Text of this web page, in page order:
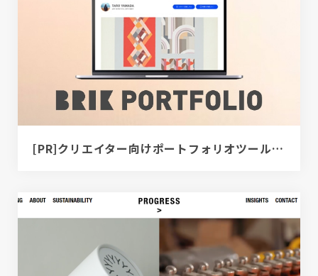
[PR]クリエイター向けポートフォリオツール｜BRIK PORTFOLIO